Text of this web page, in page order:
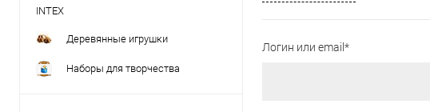
INTEX
Деревянные игрушки
Наборы для творчества
Логин или email*